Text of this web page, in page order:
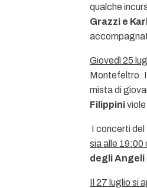
qualche
Grazzi e
Giovedì 25
Montefeltro.
mista di
Filippini
I concerti del
sia alle 19:00
degli Angeli
Il 27 luglio si